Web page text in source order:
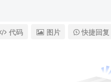
代码 图片 快捷回复